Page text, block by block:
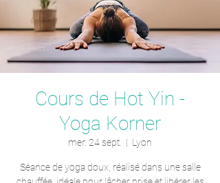
Cours de Hot Yin -
Yoga Korner
mer. 24 sept.
  |
Lyon
Séance de yoga doux, réalisé dans une salle